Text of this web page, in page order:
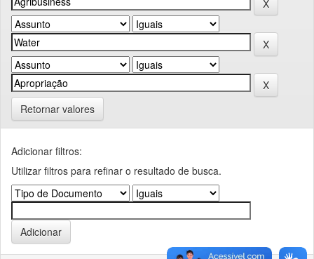
Retornar valores
Adicionar filtros:
Utilizar filtros para refinar o resultado de busca.